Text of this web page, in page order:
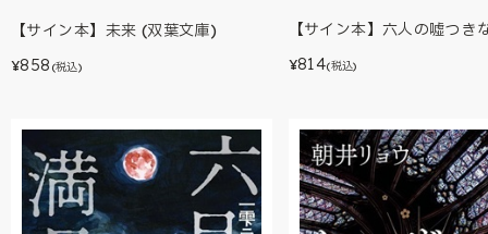
【サイン本】未来 (双葉文庫)
¥858 (税込)
【サイン本】六人の嘘つき
¥814(税込)